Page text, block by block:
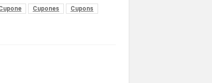
Cupones
Cupons